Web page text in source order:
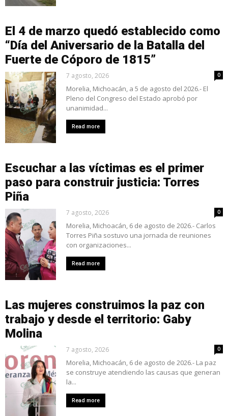
El 4 de marzo quedó establecido como
“Día del Aniversario de la Batalla del
Fuerte de Cóporo de 1815”
7 agosto, 2026 0
Morelia, Michoacán, a 5 de agosto del 2026.- El
Pleno del Congreso del Estado aprobó por
unanimidad...
Read more
Escuchar a las víctimas es el primer
paso para construir justicia: Torres
Piña
7 agosto, 2026 0
Morelia, Michoacán, 6 de agosto de 2026.- Carlos
Torres Piña sostuvo una jornada de reuniones
con organizaciones...
Read more
Las mujeres construimos la paz con
trabajo y desde el territorio: Gaby
Molina
7 agosto, 2026 0
Morelia, Michoacán, 6 de agosto de 2026.- La paz
se construye atendiendo las causas que generan
la...
Read more